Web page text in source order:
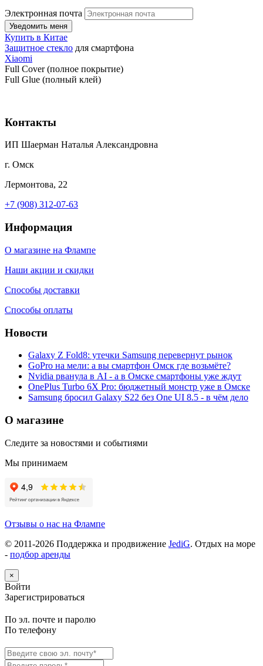
Электронная почта
Купить в Китае
Защитное стекло для смартфона
Xiaomi
Full Cover (полное покрытие)
Full Glue (полный клей)
Контакты
ИП Шаерман Наталья Александровна
г. Омск
Лермонтова, 22
+7 (908) 312-07-63
Информация
О магазине на Флампе
Наши акции и скидки
Способы доставки
Способы оплаты
Новости
Galaxy Z Fold8: утечки Samsung перевернут рынок
GoPro на мели: а вы смартфон Омск где возьмёте?
Nvidia рванула в AI - а в Омске смартфоны уже ждут
OnePlus Turbo 6X Pro: бюджетный монстр уже в Омске
Samsung бросил Galaxy S22 без One UI 8.5 - в чём дело
О магазине
Следите за новостями и событиями
Мы принимаем
Отзывы о нас на Флампе
© 2011-2026 Поддержка и продвижение JediG. Отдых на море
- подбор аренды
×
Войти
Зарегистрироваться
По эл. почте и паролю
По телефону